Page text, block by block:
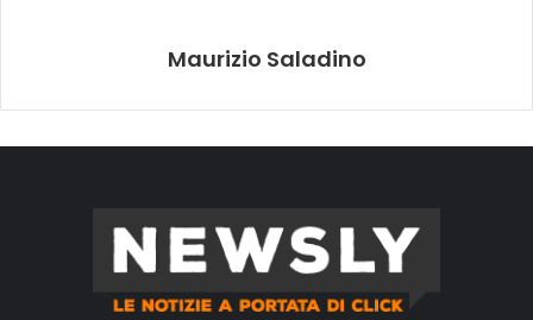
Maurizio Saladino